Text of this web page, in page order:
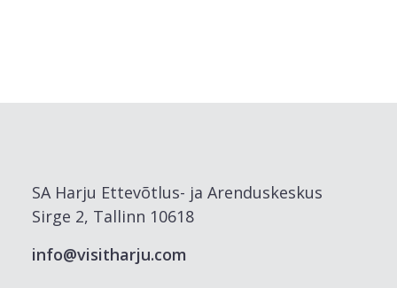
SA Harju Ettevõtlus- ja Arenduskeskus
Sirge 2, Tallinn 10618
info@visitharju.com